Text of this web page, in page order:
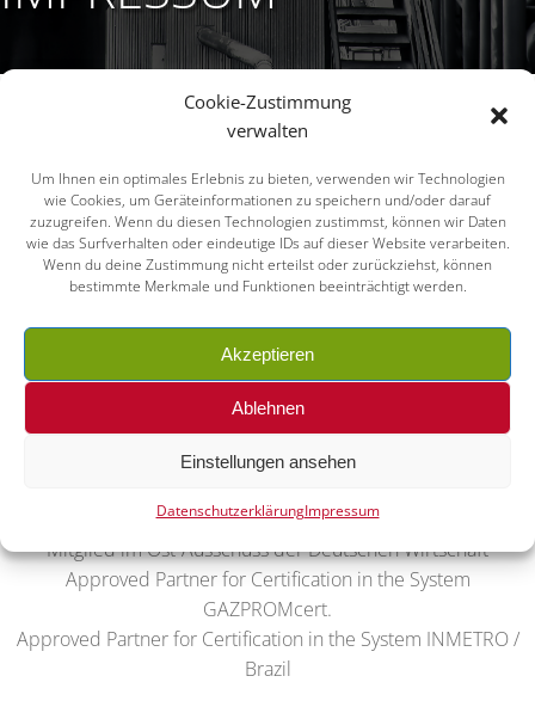
Cookie-Zustimmung
verwalten
Um Ihnen ein optimales Erlebnis zu bieten, verwenden wir Technologien
wie Cookies, um Geräteinformationen zu speichern und/oder darauf
zuzugreifen. Wenn du diesen Technologien zustimmst, können wir Daten
wie das Surfverhalten oder eindeutige IDs auf dieser Website verarbeiten.
Wenn du deine Zustimmung nicht erteilst oder zurückziehst, können
bestimmte Merkmale und Funktionen beeinträchtigt werden.
Akzeptieren
Ablehnen
Einstellungen ansehen
DatenschutzerklärungImpressum
ALPHA CONSULTING
GMBH
Certification Competence Center
Germany
E-Mail:info@alpha-consulting.eu
Tel.: +49 371 6665840
Mitglied im Ost-Ausschuss der Deutschen Wirtschaft
Approved Partner for Certification in the System
GAZPROMcert.
Approved Partner for Certification in the System INMETRO /
Brazil